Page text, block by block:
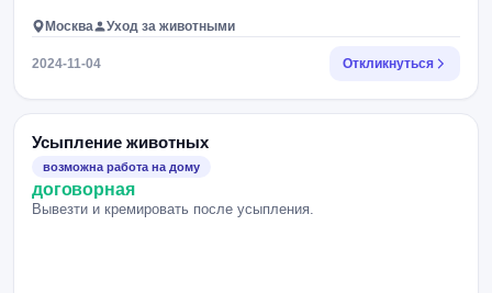
Москва Уход за животными
2024-11-04 Откликнуться
Усыпление животных
возможна работа на дому
договорная
Вывезти и кремировать после усыпления.